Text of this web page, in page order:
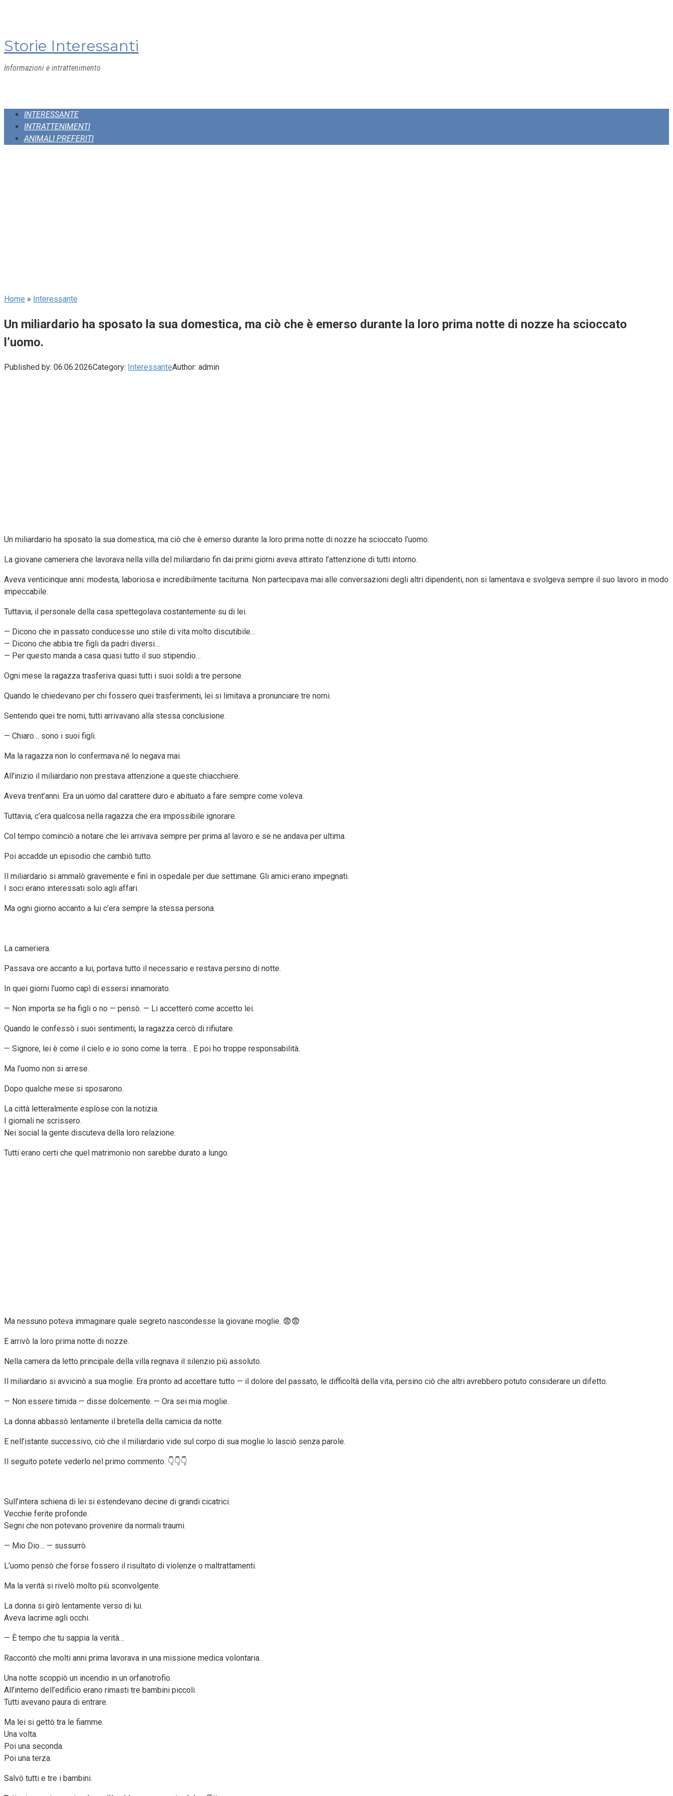
Storie Interessanti
Informazioni e intrattenimento
INTERESSANTE
INTRATTENIMENTI
ANIMALI PREFERITI
Home » Interessante
Un miliardario ha sposato la sua domestica, ma ciò che è emerso durante la loro prima notte di nozze ha scioccato
l’uomo.
Published by: 06.06.2026Category: InteressanteAuthor: admin
Un miliardario ha sposato la sua domestica, ma ciò che è emerso durante la loro prima notte di nozze ha scioccato l’uomo.
La giovane cameriera che lavorava nella villa del miliardario fin dai primi giorni aveva attirato l’attenzione di tutti intorno.
Aveva venticinque anni: modesta, laboriosa e incredibilmente taciturna. Non partecipava mai alle conversazioni degli altri dipendenti, non si lamentava e svolgeva sempre il suo lavoro in modo
impeccabile.
Tuttavia, il personale della casa spettegolava costantemente su di lei.
— Dicono che in passato conducesse uno stile di vita molto discutibile…
— Dicono che abbia tre figli da padri diversi…
— Per questo manda a casa quasi tutto il suo stipendio…
Ogni mese la ragazza trasferiva quasi tutti i suoi soldi a tre persone.
Quando le chiedevano per chi fossero quei trasferimenti, lei si limitava a pronunciare tre nomi.
Sentendo quei tre nomi, tutti arrivavano alla stessa conclusione.
— Chiaro… sono i suoi figli.
Ma la ragazza non lo confermava né lo negava mai.
All’inizio il miliardario non prestava attenzione a queste chiacchiere.
Aveva trent’anni. Era un uomo dal carattere duro e abituato a fare sempre come voleva.
Tuttavia, c’era qualcosa nella ragazza che era impossibile ignorare.
Col tempo cominciò a notare che lei arrivava sempre per prima al lavoro e se ne andava per ultima.
Poi accadde un episodio che cambiò tutto.
Il miliardario si ammalò gravemente e finì in ospedale per due settimane. Gli amici erano impegnati.
I soci erano interessati solo agli affari.
Ma ogni giorno accanto a lui c’era sempre la stessa persona.
La cameriera.
Passava ore accanto a lui, portava tutto il necessario e restava persino di notte.
In quei giorni l’uomo capì di essersi innamorato.
— Non importa se ha figli o no — pensò. — Li accetterò come accetto lei.
Quando le confessò i suoi sentimenti, la ragazza cercò di rifiutare.
— Signore, lei è come il cielo e io sono come la terra… E poi ho troppe responsabilità.
Ma l’uomo non si arrese.
Dopo qualche mese si sposarono.
La città letteralmente esplose con la notizia.
I giornali ne scrissero.
Nei social la gente discuteva della loro relazione.
Tutti erano certi che quel matrimonio non sarebbe durato a lungo.
Ma nessuno poteva immaginare quale segreto nascondesse la giovane moglie. 😨😨
E arrivò la loro prima notte di nozze.
Nella camera da letto principale della villa regnava il silenzio più assoluto.
Il miliardario si avvicinò a sua moglie. Era pronto ad accettare tutto — il dolore del passato, le difficoltà della vita, persino ciò che altri avrebbero potuto considerare un difetto.
— Non essere timida — disse dolcemente. — Ora sei mia moglie.
La donna abbassò lentamente il bretella della camicia da notte.
E nell’istante successivo, ciò che il miliardario vide sul corpo di sua moglie lo lasciò senza parole.
Il seguito potete vederlo nel primo commento. 👇👇👇
Sull’intera schiena di lei si estendevano decine di grandi cicatrici.
Vecchie ferite profonde.
Segni che non potevano provenire da normali traumi.
— Mio Dio… — sussurrò.
L’uomo pensò che forse fossero il risultato di violenze o maltrattamenti.
Ma la verità si rivelò molto più sconvolgente.
La donna si girò lentamente verso di lui.
Aveva lacrime agli occhi.
— È tempo che tu sappia la verità…
Raccontò che molti anni prima lavorava in una missione medica volontaria.
Una notte scoppiò un incendio in un orfanotrofio.
All’interno dell’edificio erano rimasti tre bambini piccoli.
Tutti avevano paura di entrare.
Ma lei si gettò tra le fiamme.
Una volta.
Poi una seconda.
Poi una terza.
Salvò tutti e tre i bambini.